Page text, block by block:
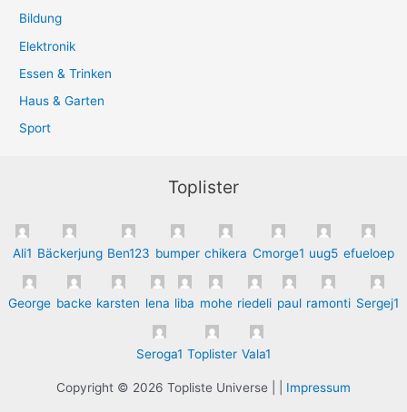
Bildung
Elektronik
Essen & Trinken
Haus & Garten
Sport
Toplister
Ali1 Bäckerjung Ben123 bumper chikera Cmorge1 uug5 efueloep
George backe karsten lena liba mohe riedeli paul ramonti Sergej1
Seroga1 Toplister Vala1
Copyright © 2026 Topliste Universe | | Impressum